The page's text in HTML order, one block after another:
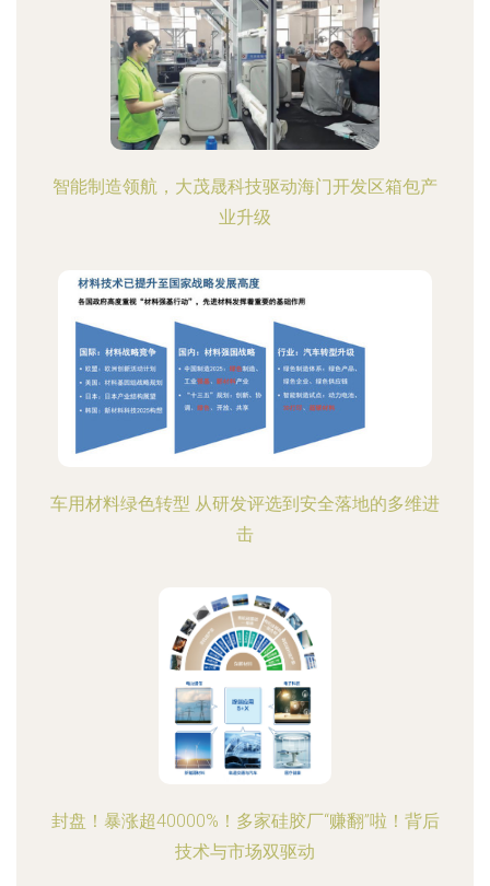
智能制造领航，大茂晟科技驱动海门开发区箱包产
业升级
车用材料绿色转型 从研发评选到安全落地的多维进
击
封盘！暴涨超40000%！多家硅胶厂“赚翻”啦！背后
技术与市场双驱动